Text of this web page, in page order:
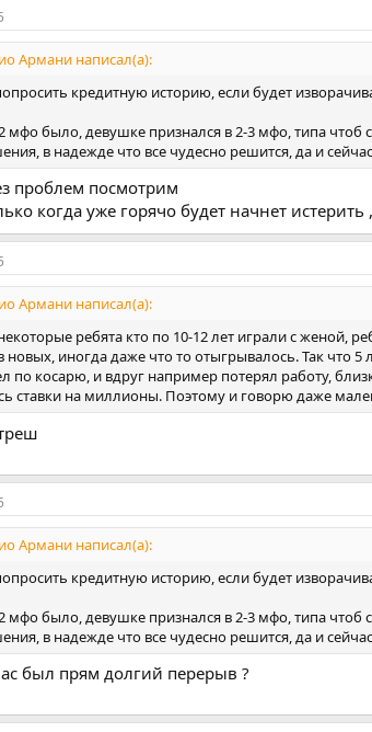
Армани написал(а):
кредитную историю, если будет
мфо было, девушке признался в 2-3 мфо, типа чтоб
в надежде что все чудесно решится, да и
проблем посмотрим
когда уже горячо будет начнет истерить
Армани написал(а):
ребята кто по 10-12 лет играли с женой,
новых, иногда даже что то отыгрывалось. Так что 5
по косарю, и вдруг например потерял работу,
ставки на миллионы. Поэтому и говорю даже
Армани написал(а):
кредитную историю, если будет
мфо было, девушке признался в 2-3 мфо, типа чтоб
в надежде что все чудесно решится, да и
был прям долгий перерыв ?